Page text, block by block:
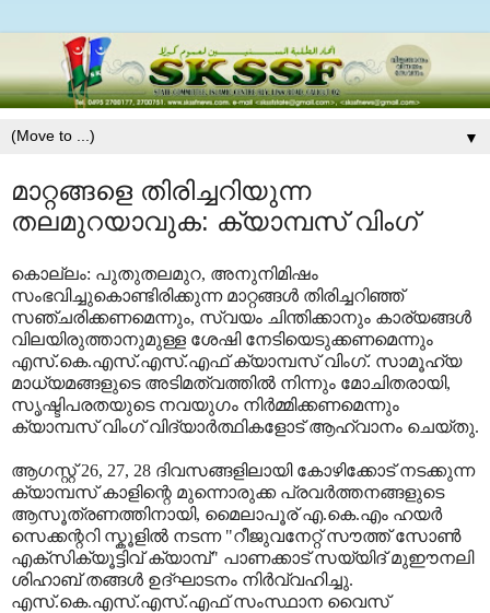
▼
മാറ്റങ്ങളെ തിരിച്ചറിയുന്ന
തലമുറയാവുക: ക്യാമ്പസ്‌ വിംഗ്‌
കൊല്ലം: പുതുതലമുറ, അനുനിമിഷം
സംഭവിച്ചുകൊണ്ടിരിക്കുന്ന മാറ്റങ്ങൾ തിരിച്ചറിഞ്ഞ്
സഞ്ചരിക്കണമെന്നും, സ്വയം ചിന്തിക്കാനും കാര്യങ്ങൾ
വിലയിരുത്താനുമുള്ള ശേഷി നേടിയെടുക്കണമെന്നും
എസ്‌.കെ.എസ്‌.എസ്‌.എഫ്‌ ക്യാമ്പസ്‌ വിംഗ്‌. സാമൂഹ്യ
മാധ്യമങ്ങളുടെ അടിമത്വത്തിൽ നിന്നും മോചിതരായി,
സൃഷ്ടിപരതയുടെ നവയുഗം നിർമ്മിക്കണമെന്നും
ക്യാമ്പസ്‌ വിംഗ്‌ വിദ്യാർത്ഥികളോട്‌ ആഹ്വാനം ചെയ്തു.
ആഗസ്റ്റ് 26, 27, 28 ദിവസങ്ങളിലായി കോഴിക്കോട്‌ നടക്കുന്ന
ക്യാമ്പസ് കാളിന്റെ മുന്നൊരുക്ക പ്രവർത്തനങ്ങളുടെ
ആസൂത്രണത്തിനായി, മൈലാപൂര് എ.കെ.എം ഹയർ
സെക്കന്ററി സ്കൂളിൽ നടന്ന "റീജുവനേറ്റ് സൗത്ത് സോൺ
എക്സിക്യൂട്ടിവ് ക്യാമ്പ്" പാണക്കാട് സയ്യിദ് മുഈനലി
ശിഹാബ് തങ്ങൾ ഉദ്ഘാടനം നിർവ്വഹിച്ചു.
എസ്.കെ.എസ്.എസ്.എഫ്‌ സംസ്ഥാന വൈസ്